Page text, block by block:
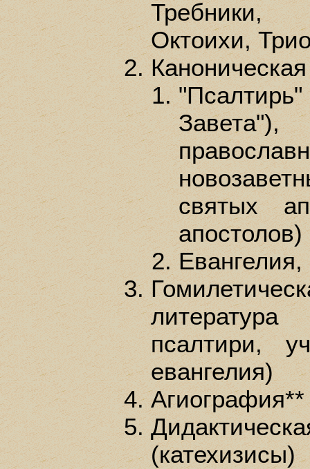
Требники,
Октоихи,
святых
апостолов)
Евангелия,
псалтири,
евангелия)
(катехизисы)